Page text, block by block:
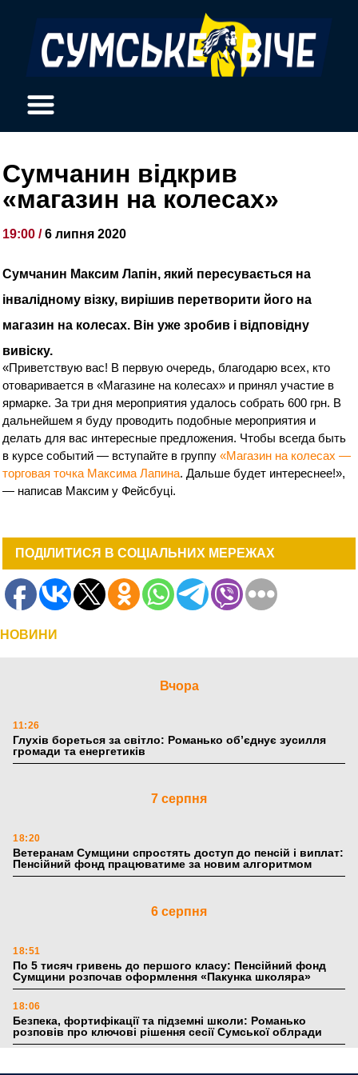
Сумчанин відкрив
«магазин на колесах»
19:00 /6 липня 2020
Сумчанин Максим Лапін, який пересувається на
інвалідному візку, вирішив перетворити його на
магазин на колесах. Він уже зробив і відповідну
вивіску.
«Приветствую вас! В первую очередь, благодарю всех, кто
отоваривается в «Магазине на колесах» и принял участие в
ярмарке. За три дня мероприятия удалось собрать 600 грн. В
дальнейшем я буду проводить подобные мероприятия и
делать для вас интересные предложения. Чтобы всегда быть
в курсе событий — вступайте в группу«Магазин на колесах —
торговая точка Максима Лапина. Дальше будет интереснее!»,
— написав Максим у Фейсбуці.
ПОДІЛИТИСЯ В СОЦІАЛЬНИХ МЕРЕЖАХ
НОВИНИ
Вчора
11:26
Глухів бореться за світло: Романько об’єднує зусилля
громади та енергетиків
7 серпня
18:20
Ветеранам Сумщини спростять доступ до пенсій і виплат:
Пенсійний фонд працюватиме за новим алгоритмом
6 серпня
18:51
По 5 тисяч гривень до першого класу: Пенсійний фонд
Сумщини розпочав оформлення «Пакунка школяра»
18:06
Безпека, фортифікації та підземні школи: Романько
розповів про ключові рішення сесії Сумської облради